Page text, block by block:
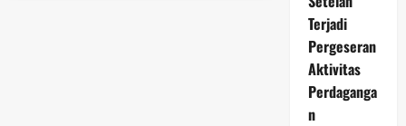
Emas
Terjadi
Pergeseran
Aktivitas
Perdaganga
n